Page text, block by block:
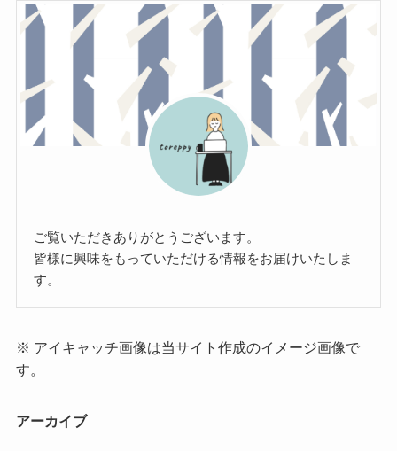
ご覧いただきありがとうございます。
皆様に興味をもっていただける情報をお届けいたしま
す。
※ アイキャッチ画像は当サイト作成のイメージ画像で
す。
アーカイブ